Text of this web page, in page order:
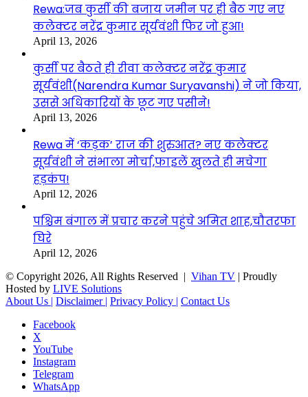
Rewa:जब कुर्सी की बजाय जमीन पर ही बैठ गए नए
कलेक्टर नरेंद्र कुमार सूर्यवंशी फिर जो हुआ!
April 13, 2026
कुर्सी पर बैठते ही रीवा कलेक्टर नरेंद्र कुमार
सूर्यवंशी(Narendra Kumar Suryavanshi) ने जो किया,
उससे अधिकारियों के छूट गए पसीने!
April 13, 2026
Rewa में ‘कड़क’ राज की शुरुआत? नए कलेक्टर
सूर्यवंशी ने संभाला मोर्चा,फाइलें खुलते ही मचेगा
हड़कंप!
April 12, 2026
पश्चिम बंगाल में प्रचार करने पहुंचे अमित शाह,चौतरफा
घिरे
April 12, 2026
© Copyright 2026, All Rights Reserved | Vihan TV | Proudly
Hosted by LIVE Solutions
About Us | Disclaimer | Privacy Policy | Contact Us
Facebook
X
YouTube
Instagram
Telegram
WhatsApp